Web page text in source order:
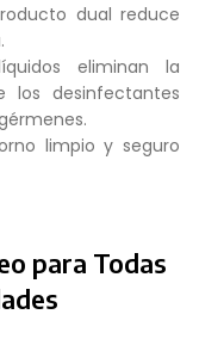
dual reduce
eliminan la
los desinfectantes
limpio y seguro
para Todas